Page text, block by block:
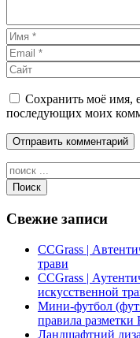
Сохранить моё имя,
последующих моих
Поиск
Свежие записи
CCGrass |
трави
CCGrass |
искусственной
Мини-футбол
правила разметки
Ландшафтний